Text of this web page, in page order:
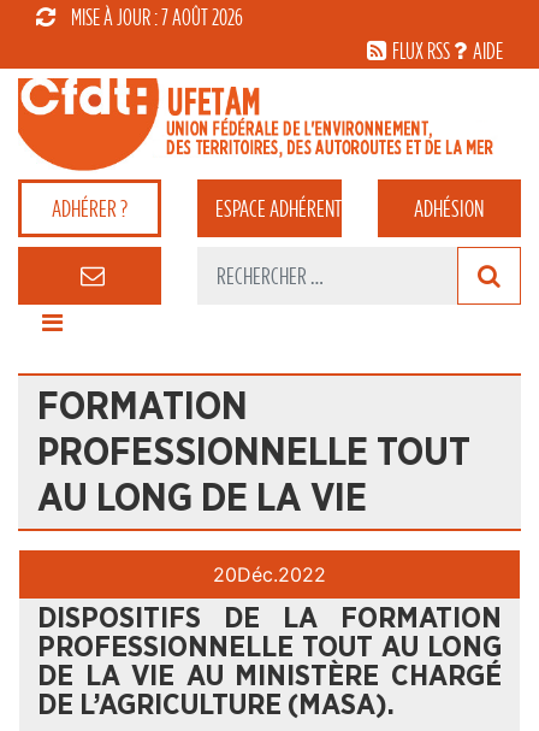
MISE À JOUR : 7 AOÛT 2026
FLUX RSS
AIDE
ADHÉRER ? ESPACEADHÉRENT ADHÉSION
FORMATION
PROFESSIONNELLE TOUT
AU LONG DE LA VIE
20Déc.2022
DISPOSITIFS DE LA FORMATION
PROFESSIONNELLE TOUT AU LONG
DE LA VIE AU MINISTÈRE CHARGÉ
DE L’AGRICULTURE (MASA).